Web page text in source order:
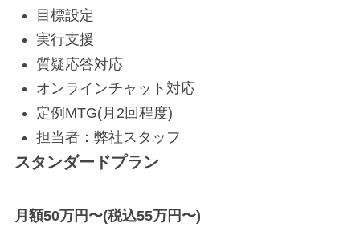
SERVICE
BLOG
目標設定
実行支援
質疑応答対応
オンラインチャット対応
定例MTG(月2回程度)
担当者：弊社スタッフ
スタンダードプラン
月額50万円〜(税込55万円〜)